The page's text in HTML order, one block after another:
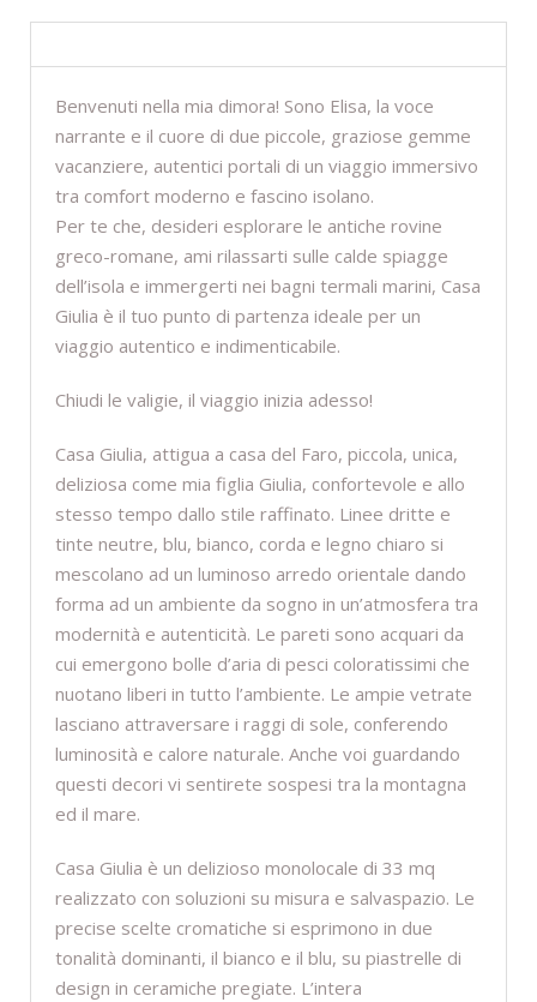
Benvenuti nella mia dimora! Sono Elisa, la voce
narrante e il cuore di due piccole, graziose gemme
vacanziere, autentici portali di un viaggio immersivo
tra comfort moderno e fascino isolano.
Per te che, desideri esplorare le antiche rovine
greco-romane, ami rilassarti sulle calde spiagge
dell’isola e immergerti nei bagni termali marini, Casa
Giulia è il tuo punto di partenza ideale per un
viaggio autentico e indimenticabile.
Chiudi le valigie, il viaggio inizia adesso!
Casa Giulia, attigua a casa del Faro, piccola, unica,
deliziosa come mia figlia Giulia, confortevole e allo
stesso tempo dallo stile raffinato. Linee dritte e
tinte neutre, blu, bianco, corda e legno chiaro si
mescolano ad un luminoso arredo orientale dando
forma ad un ambiente da sogno in un’atmosfera tra
modernità e autenticità. Le pareti sono acquari da
cui emergono bolle d’aria di pesci coloratissimi che
nuotano liberi in tutto l’ambiente. Le ampie vetrate
lasciano attraversare i raggi di sole, conferendo
luminosità e calore naturale. Anche voi guardando
questi decori vi sentirete sospesi tra la montagna
ed il mare.
Casa Giulia è un delizioso monolocale di 33 mq
realizzato con soluzioni su misura e salvaspazio. Le
precise scelte cromatiche si esprimono in due
tonalità dominanti, il bianco e il blu, su piastrelle di
design in ceramiche pregiate. L’intera